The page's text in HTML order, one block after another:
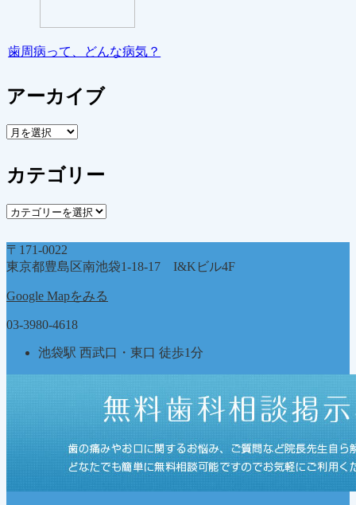
歯周病って、どんな病気？
アーカイブ
ア
カ
イ
カテゴリー
カ
ゴ
リ
〒171-0022
東京都豊島区南池袋1-18-17 I&Kビル4F
Google Mapをみる
03-3980-4618
池袋駅 西武口・東口 徒歩1分